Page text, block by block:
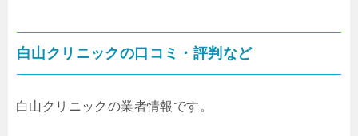
白山クリニックの口コミ・評判など
白山クリニックの業者情報です。